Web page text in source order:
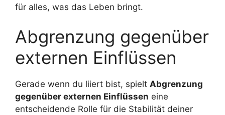
für alles, was das Leben bringt.
Abgrenzung gegenüber
externen Einflüssen
Gerade wenn du liiert bist, spielt Abgrenzung
gegenüber externen Einflüssen eine
entscheidende Rolle für die Stabilität deiner